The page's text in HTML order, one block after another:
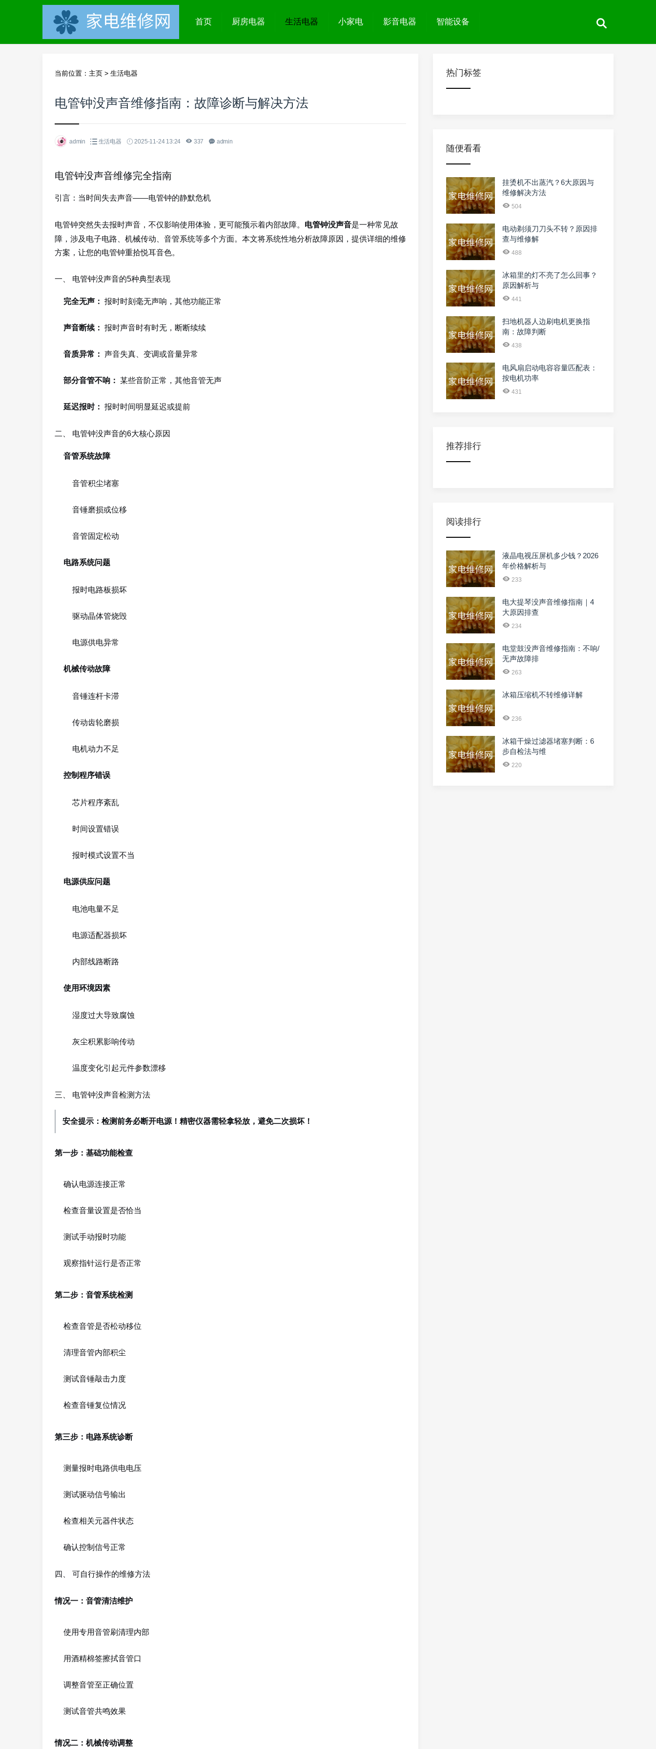
首页 厨房电器 生活电器 小家电 影音电器 智能设备
当前位置： 主页 > 生活电器
电管钟没声音维修指南：故障诊断与解决方法
admin 生活电器 2025-11-24 13:24 337 admin
电管钟没声音维修完全指南
引言：当时间失去声音——电管钟的静默危机
电管钟突然失去报时声音，不仅影响使用体验，更可能预示着内部故障。 电管钟没声音是一种常见故
障，涉及电子电路、机械传动、音管系统等多个方面。本文将系统性地分析故障原因，提供详细的维修
方案，让您的电管钟重拾悦耳音色。
一、 电管钟没声音的5种典型表现
完全无声： 报时时刻毫无声响，其他功能正常
声音断续： 报时声音时有时无，断断续续
音质异常： 声音失真、变调或音量异常
部分音管不响： 某些音阶正常，其他音管无声
延迟报时： 报时时间明显延迟或提前
二、 电管钟没声音的6大核心原因
音管系统故障
音管积尘堵塞
音锤磨损或位移
音管固定松动
电路系统问题
报时电路板损坏
驱动晶体管烧毁
电源供电异常
机械传动故障
音锤连杆卡滞
传动齿轮磨损
电机动力不足
控制程序错误
芯片程序紊乱
时间设置错误
报时模式设置不当
电源供应问题
电池电量不足
电源适配器损坏
内部线路断路
使用环境因素
湿度过大导致腐蚀
灰尘积累影响传动
温度变化引起元件参数漂移
三、 电管钟没声音检测方法
安全提示：检测前务必断开电源！精密仪器需轻拿轻放，避免二次损坏！
第一步：基础功能检查
确认电源连接正常
检查音量设置是否恰当
测试手动报时功能
观察指针运行是否正常
第二步：音管系统检测
检查音管是否松动移位
清理音管内部积尘
测试音锤敲击力度
检查音锤复位情况
第三步：电路系统诊断
测量报时电路供电电压
测试驱动信号输出
检查相关元器件状态
确认控制信号正常
四、 可自行操作的维修方法
情况一：音管清洁维护
使用专用音管刷清理内部
用酒精棉签擦拭音管口
调整音管至正确位置
测试音管共鸣效果
情况二：机械传动调整
热门标签
随便看看
挂烫机不出蒸汽？6大原因与
维修解决方法
504
电动剃须刀刀头不转？原因排
查与维修解
488
冰箱里的灯不亮了怎么回事？
原因解析与
441
扫地机器人边刷电机更换指
南：故障判断
438
电风扇启动电容容量匹配表：
按电机功率
431
推荐排行
阅读排行
液晶电视压屏机多少钱？2026
年价格解析与
233
电大提琴没声音维修指南｜4
大原因排查
234
电堂鼓没声音维修指南：不响/
无声故障排
263
冰箱压缩机不转维修详解
236
冰箱干燥过滤器堵塞判断：6
步自检法与维
220